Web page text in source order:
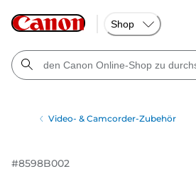
Shop
Video- & Camcorder-Zubehör
#8598B002